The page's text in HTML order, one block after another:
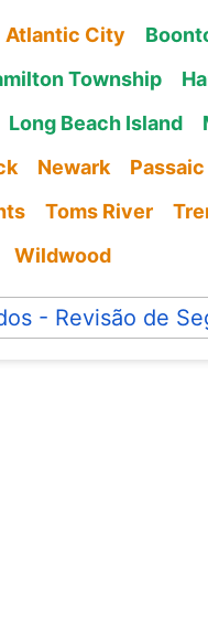
Atlantic City
Township
Long Beach Island
Newark Passaic
Toms River
Wildwood
- Revisão de